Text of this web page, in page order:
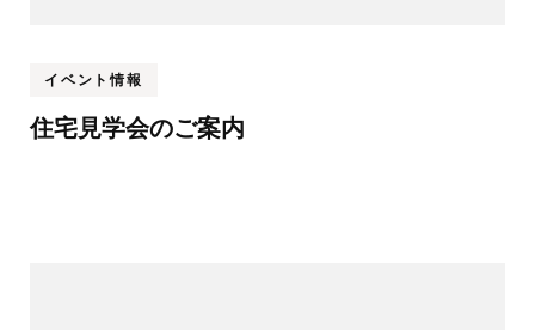
イベント情報
住宅見学会のご案内